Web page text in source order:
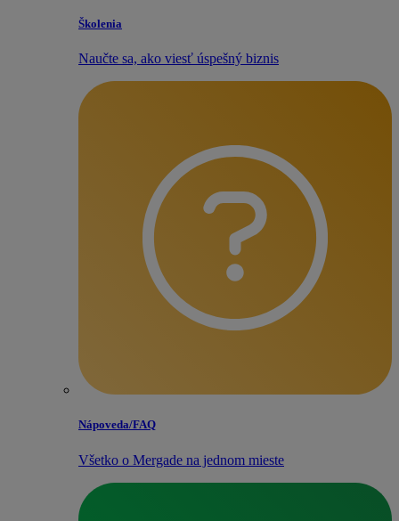
Školenia
Naučte sa, ako viesť úspešný biznis
Nápoveda/​FAQ
Všetko o Mergade na jednom mieste